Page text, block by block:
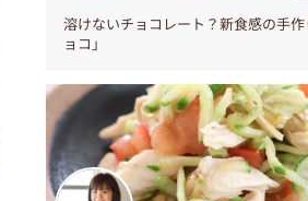
溶けないチョコレート？新食感の手
ョコ」